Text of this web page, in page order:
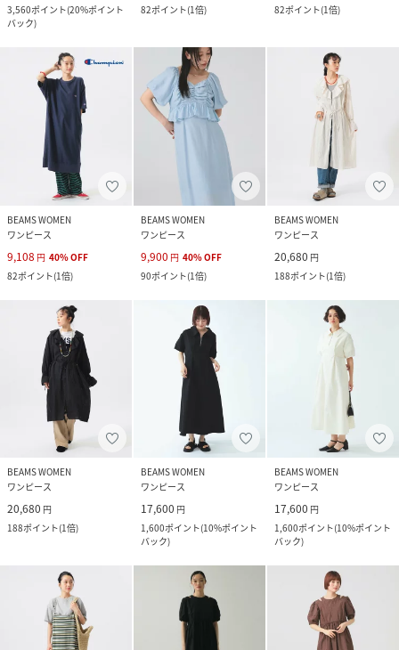
3,560ポイント(20%ポイント
バック)
82ポイント(1倍) 82ポイント(1倍)
BEAMS WOMEN
ワンピース
9,108 円 40%OFF
82ポイント(1倍)
BEAMS WOMEN
ワンピース
9,900 円 40%OFF
90ポイント(1倍)
BEAMS WOMEN
ワンピース
20,680 円
188ポイント(1倍)
BEAMS WOMEN
ワンピース
20,680 円
188ポイント(1倍)
BEAMS WOMEN
ワンピース
17,600 円
1,600ポイント(10%ポイント
バック)
BEAMS WOMEN
ワンピース
17,600 円
1,600ポイント(10%ポイント
バック)